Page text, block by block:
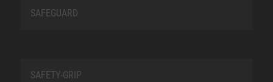
SAFEGUARD
SAFETY-GRIP